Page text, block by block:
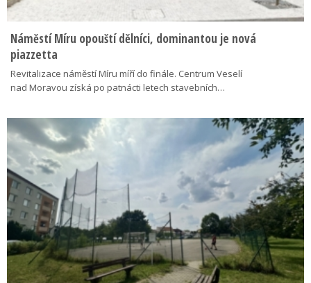
Náměstí Míru opouští dělníci, dominantou je nová
piazzetta
Revitalizace náměstí Míru míří do finále. Centrum Veselí
nad Moravou získá po patnácti letech stavebních…